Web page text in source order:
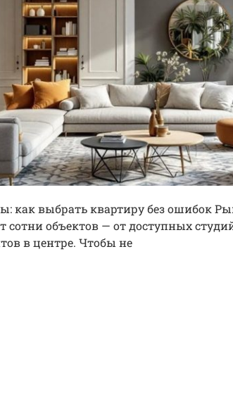
как выбрать квартиру без ошибок
сотни объектов — от доступных
в центре. Чтобы не